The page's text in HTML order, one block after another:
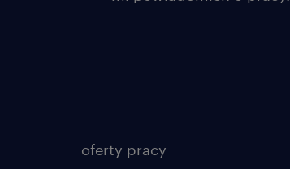
oferty pracy